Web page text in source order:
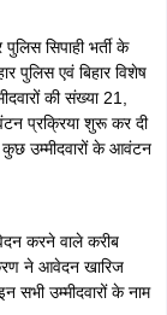
admit card in
के लिए आवश्यक
परीक्षा 2025
hindi ) में उपस्थित